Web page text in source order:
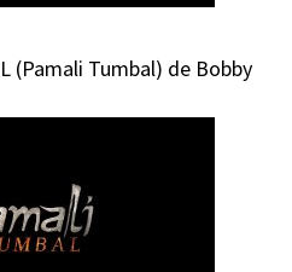
(Pamali Tumbal) de Bobby